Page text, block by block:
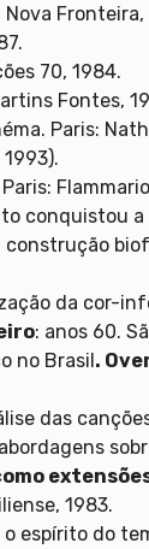
Nova Fronteira,
70, 1984.
Fontes,
Paris:
conquistou a
construção
da cor-
: anos 60.
no Brasil.
das
1983.
o espírito do